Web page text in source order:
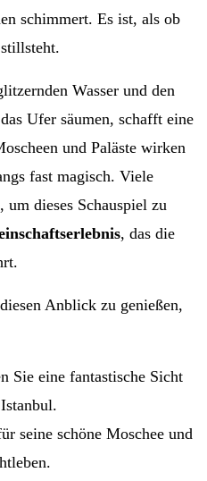
schimmert. Es ist, als ob
Wasser und den
Ufer säumen, schafft eine
und Paläste wirken
fast magisch. Viele
um dieses Schauspiel zu
, das die
Anblick zu genießen,
Sie eine fantastische Sicht
seine schöne Moschee und